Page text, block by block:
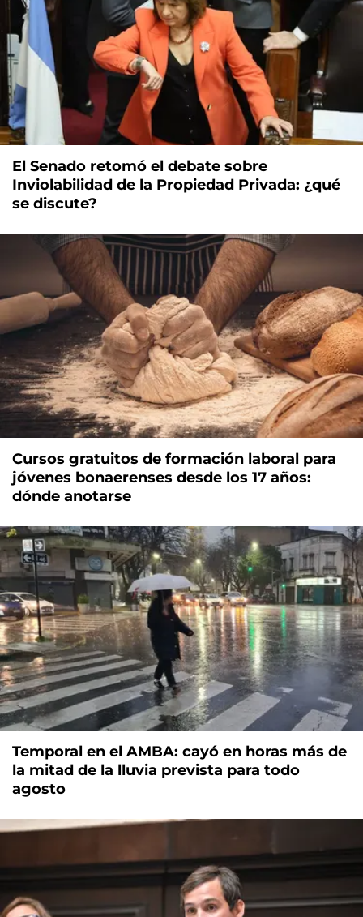
El Senado retomó el debate sobre
Inviolabilidad de la Propiedad Privada: ¿qué
se discute?
Cursos gratuitos de formación laboral para
jóvenes bonaerenses desde los 17 años:
dónde anotarse
Temporal en el AMBA: cayó en horas más de
la mitad de la lluvia prevista para todo
agosto